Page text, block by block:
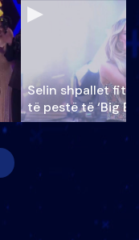
Selin shpallet
të pestë të ‘Big